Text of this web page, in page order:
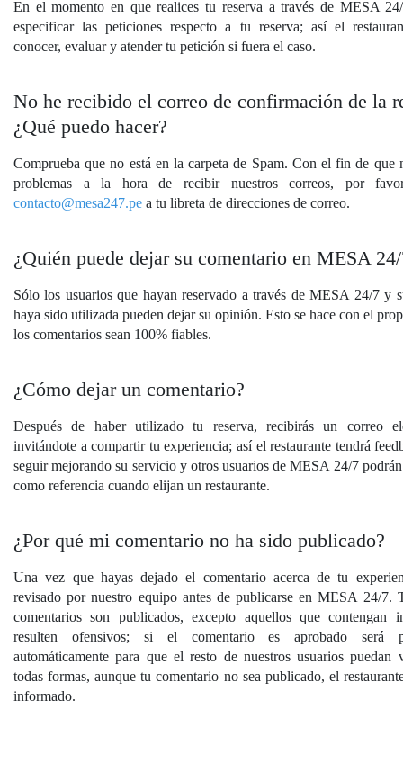
En el momento en que realices tu reserva a través de MESA
especificar las peticiones respecto a tu reserva; así el
conocer, evaluar y atender tu petición si fuera el caso.
No he recibido el correo de confirmación de la
¿Qué puedo hacer?
Comprueba que no está en la carpeta de Spam. Con el fin de que
problemas a la hora de recibir nuestros correos, por
contacto@mesa247.pe a tu libreta de direcciones de correo.
¿Quién puede dejar su comentario en MESA
Sólo los usuarios que hayan reservado a través de MESA 24/7 y
haya sido utilizada pueden dejar su opinión. Esto se hace con el
los comentarios sean 100% fiables.
¿Cómo dejar un comentario?
Después de haber utilizado tu reserva, recibirás un correo
invitándote a compartir tu experiencia; así el restaurante tendrá
seguir mejorando su servicio y otros usuarios de MESA 24/7
como referencia cuando elijan un restaurante.
¿Por qué mi comentario no ha sido publicado?
Una vez que hayas dejado el comentario acerca de tu
revisado por nuestro equipo antes de publicarse en MESA 24/7.
comentarios son publicados, excepto aquellos que contengan
resulten ofensivos; si el comentario es aprobado será
automáticamente para que el resto de nuestros usuarios puedan
todas formas, aunque tu comentario no sea publicado, el
informado.